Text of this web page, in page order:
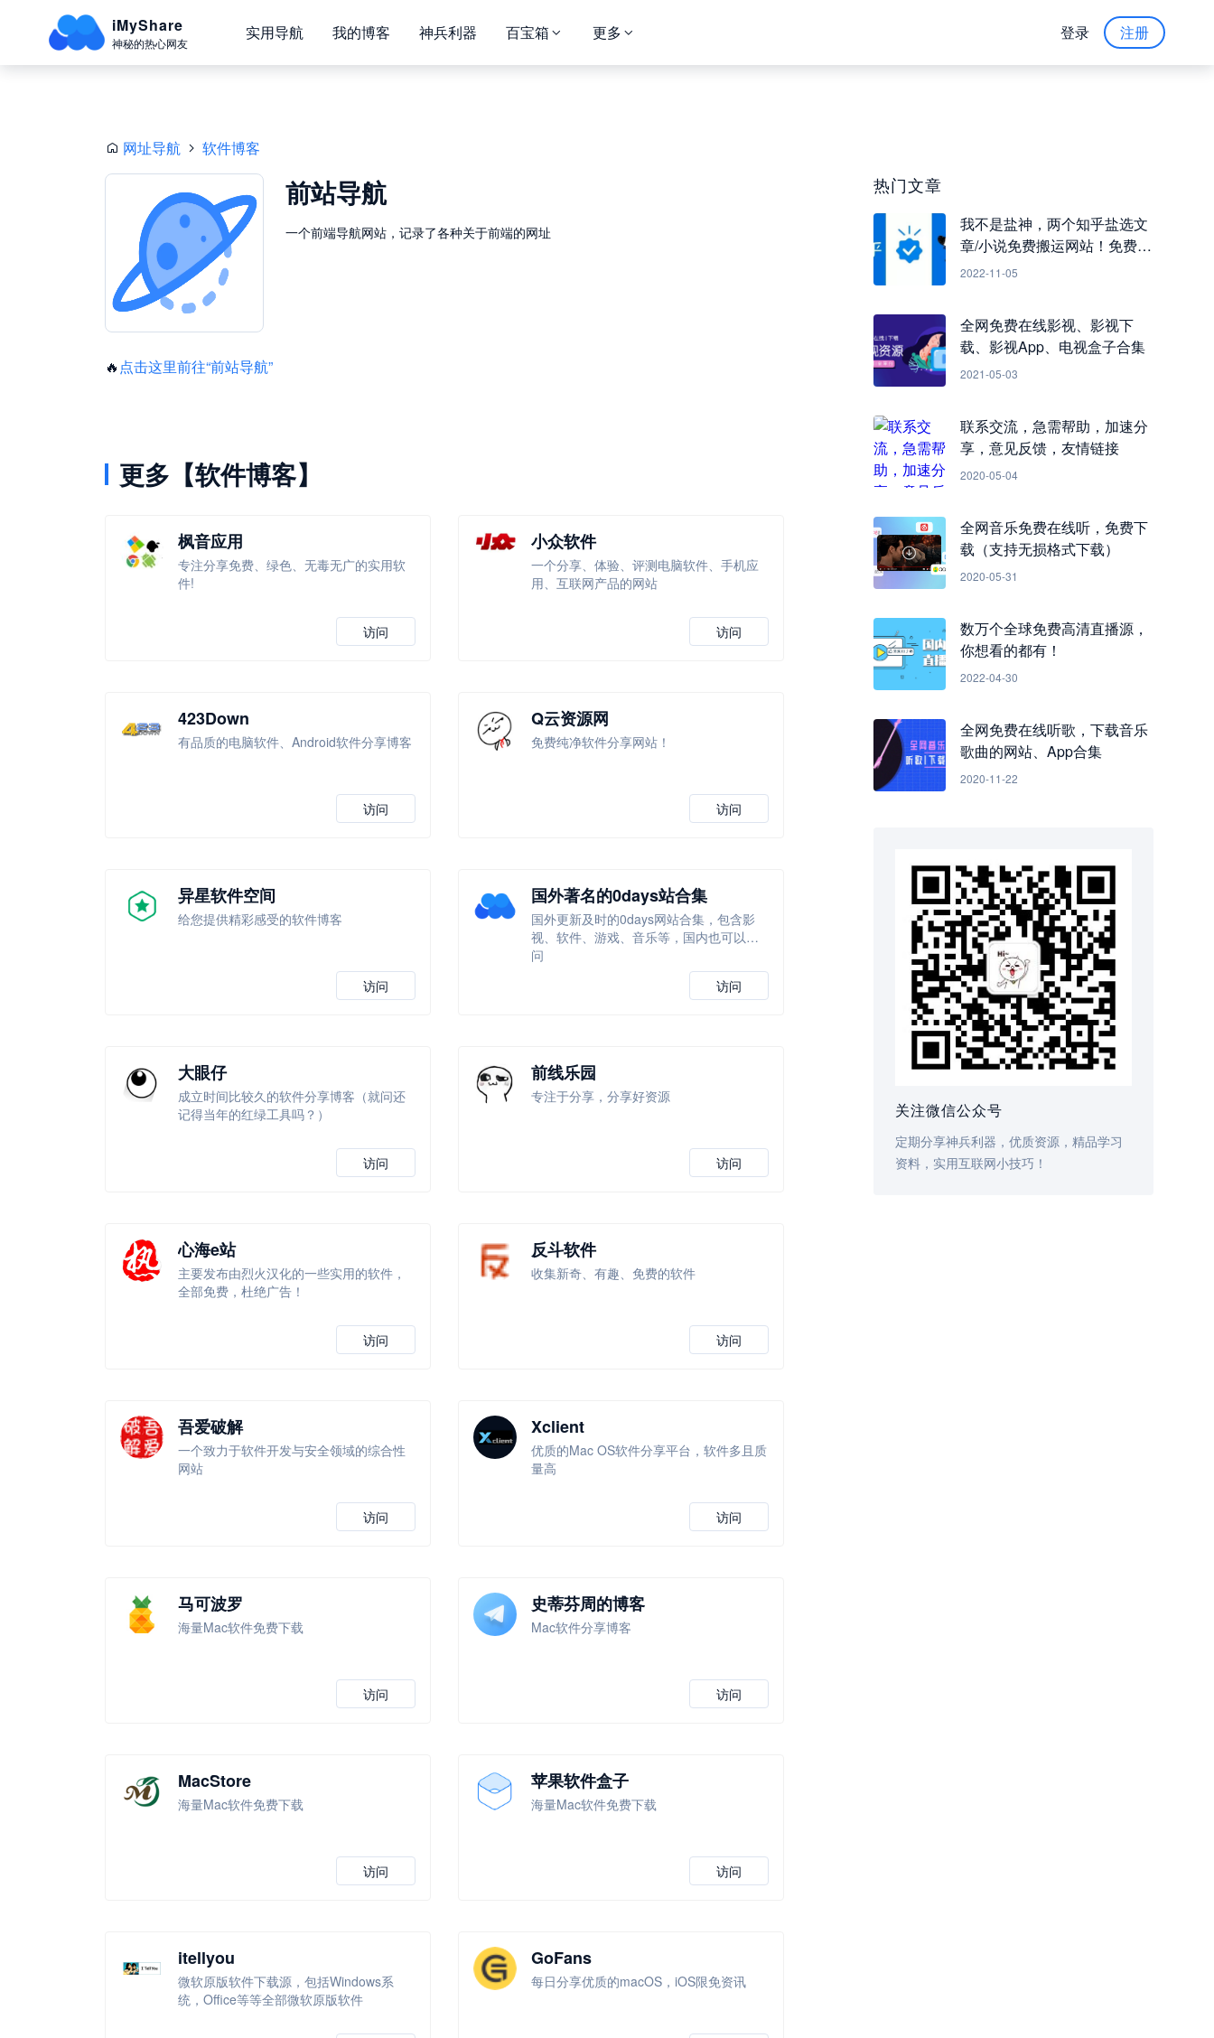
iMyShare
神秘的热心网友
实用导航 我的博客 神兵利器 百宝箱 更多 注册
登录
热门文章
我不是盐神，两个知乎盐选文
章/小说免费搬运网站！免费看
知乎小说
2022-11-05
全网免费在线影视、影视下
载、影视App、电视盒子合集
2021-05-03
联系交流，急需帮助，加速分
享，意见反馈，友情链接
2020-05-04
全网音乐免费在线听，免费下
载（支持无损格式下载）
2020-05-31
数万个全球免费高清直播源，
你想看的都有！
2022-04-30
全网免费在线听歌，下载音乐
歌曲的网站、App合集
2020-11-22
关注微信公众号
定期分享神兵利器，优质资源，精品学习
资料，实用互联网小技巧！
网址导航 软件博客
前站导航
一个前端导航网站，记录了各种关于前端的网址
🔥 点击这里前往“前站导航”
更多【软件博客】
枫音应用
专注分享免费、绿色、无毒无广的实用软
件!
访问
小众软件
一个分享、体验、评测电脑软件、手机应
用、互联网产品的网站
访问
423Down
有品质的电脑软件、Android软件分享博客
访问
Q云资源网
免费纯净软件分享网站！
访问
异星软件空间
给您提供精彩感受的软件博客
访问
国外著名的0days站合集
国外更新及时的0days网站合集，包含影
视、软件、游戏、音乐等，国内也可以访
问
访问
大眼仔
成立时间比较久的软件分享博客（就问还
记得当年的红绿工具吗？）
访问
前线乐园
专注于分享，分享好资源
访问
心海e站
主要发布由烈火汉化的一些实用的软件，
全部免费，杜绝广告！
访问
反斗软件
收集新奇、有趣、免费的软件
访问
吾爱破解
一个致力于软件开发与安全领域的综合性
网站
访问
Xclient
优质的Mac OS软件分享平台，软件多且质
量高
访问
马可波罗
海量Mac软件免费下载
访问
史蒂芬周的博客
Mac软件分享博客
访问
MacStore
海量Mac软件免费下载
访问
苹果软件盒子
海量Mac软件免费下载
访问
itellyou
微软原版软件下载源，包括Windows系
统，Office等等全部微软原版软件
GoFans
每日分享优质的macOS，iOS限免资讯